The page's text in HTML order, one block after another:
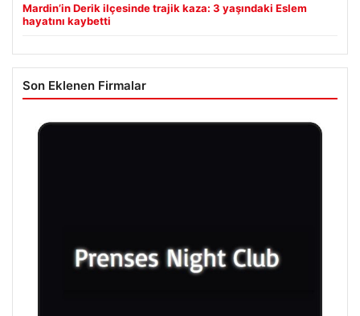
Mardin’in Derik ilçesinde trajik kaza: 3 yaşındaki Eslem
hayatını kaybetti
Son Eklenen Firmalar